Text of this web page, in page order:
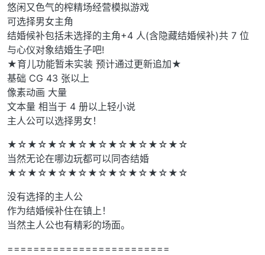
悠闲又色气的榨精场经营模拟游戏
可选择男女主角
结婚候补包括未选择的主角+4 人(含隐藏结婚候补)共 7 位
与心仪对象结婚生子吧!
★育儿功能暂未实装 预计通过更新追加★
基础 CG 43 张以上
像素动画 大量
文本量 相当于 4 册以上轻小说
主人公可以选择男女！
★☆★☆★☆★☆★☆★☆★☆★☆★☆
当然无论在哪边玩都可以同杏结婚
★☆★☆★☆★☆★☆★☆★☆★☆★☆
没有选择的主人公
作为结婚候补住在镇上！
当然主人公也有精彩的场面。
=========================